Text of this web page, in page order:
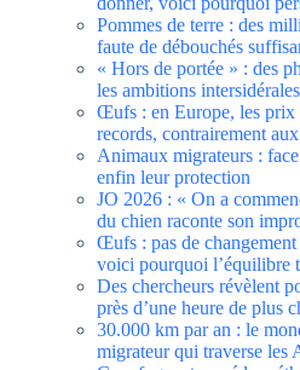
Pommes de terre : des
faute de débouchés
« Hors de portée » : des
les ambitions
Œufs : en Europe, les prix
records, contrairement
Animaux migrateurs :
enfin leur protection
JO 2026 : « On a
du chien raconte son
Œufs : pas de
voici pourquoi l’équilibre
Des chercheurs révèlent
près d’une heure de plus
30.000 km par an : le
migrateur qui traverse les